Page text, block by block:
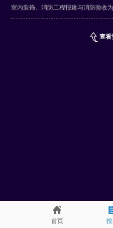
室内装饰、消防工程报建与消防验收
查看
首页